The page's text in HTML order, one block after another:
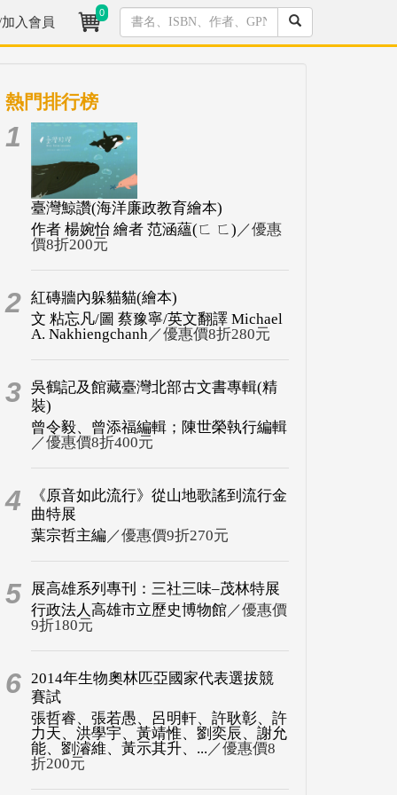
入會員
0
熱門排行榜
1
臺灣鯨讚(海洋廉政教育繪本)
作者 楊婉怡 繪者 范涵蘊(ㄈ ㄈ) ／優惠
價8折200元
2 紅磚牆內躲貓貓(繪本)
文 粘忘凡/圖 蔡豫寧/英文翻譯 Michael
A. Nakhiengchanh／優惠價8折280元
3 吳鶴記及館藏臺灣北部古文書專輯(精
裝)
曾令毅、曾添福編輯；陳世榮執行編輯
／優惠價8折400元
4
《原音如此流行》從山地歌謠到流行金
曲特展
葉宗哲主編 ／優惠價9折270元
5
展高雄系列專刊：三社三味–茂林特展
行政法人高雄市立歷史博物館／優惠價
9折180元
6 2014年生物奧林匹亞國家代表選拔競
賽試
張哲睿、張若愚、呂明軒、許耿彰、許
力天、洪學宇、黃靖惟、劉奕辰、謝允
能、劉濬維、黃示其升、... ／優惠價8
折200元